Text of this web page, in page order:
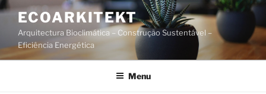
Saltar
conteúdo
ECOARKITEKT
Arquitectura Bioclimática – Construção Sustentável –
Eficiência Energética
Menu